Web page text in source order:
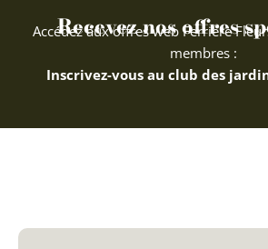
Recevez nos offres
Accédez aux offres web Ferriere
membres :
Inscrivez-vous au club des